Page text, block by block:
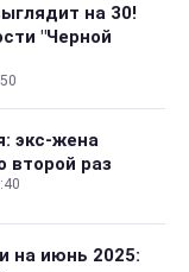
на 30!
"Черной
экс-жена
второй раз
на июнь 2025: